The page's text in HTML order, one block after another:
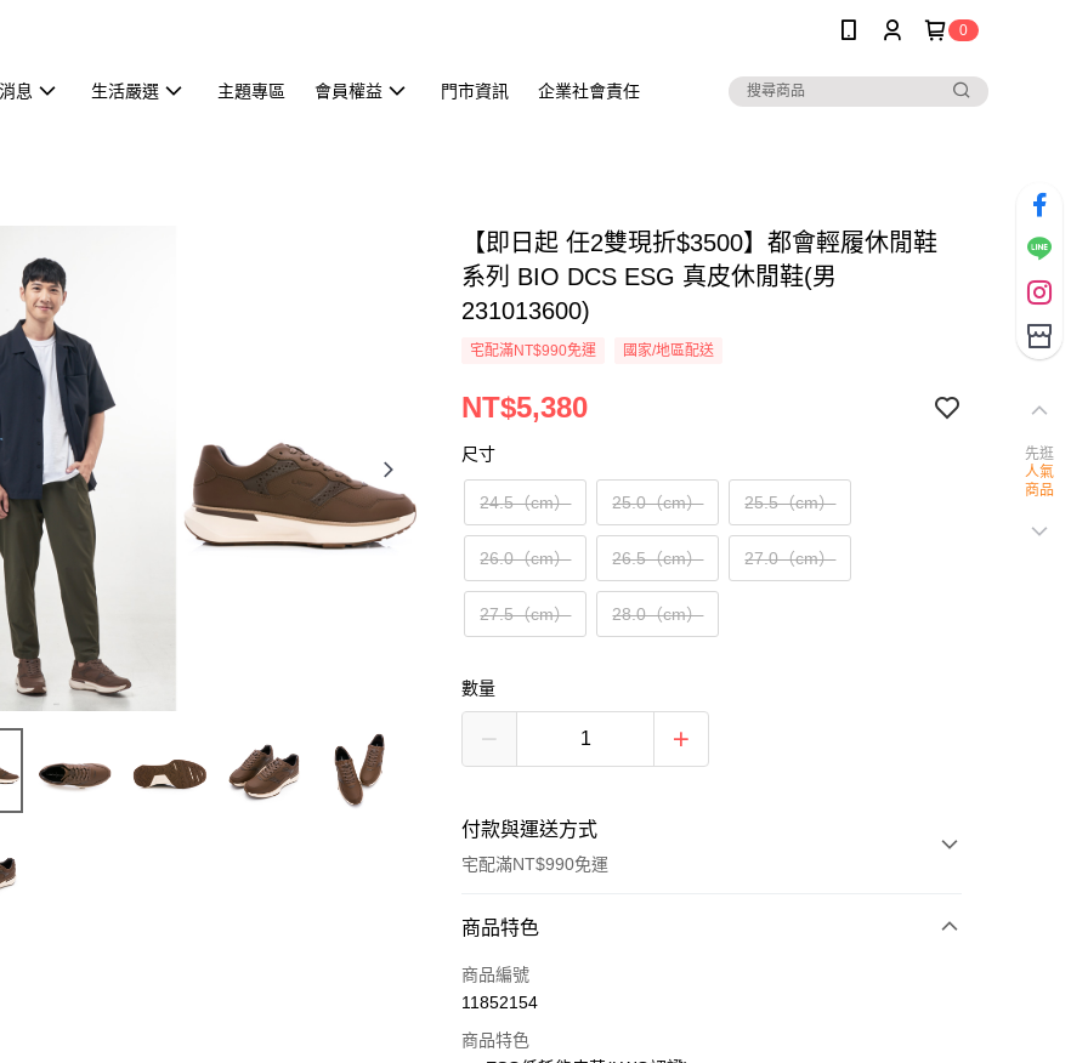
0
息 生活嚴選 主題專區 會員權益 門市資訊 企業社會責任
【即日起 任2雙現折$3500】都會輕履休閒鞋
系列 BIO DCS ESG 真皮休閒鞋(男
231013600)
宅配滿NT$990免運 國家/地區配送
NT$5,380
尺寸
24.5（cm） 25.0（cm） 25.5（cm）
26.0（cm） 26.5（cm） 27.0（cm）
27.5（cm） 28.0（cm）
數量
付款與運送方式
宅配滿NT$990免運
付款方式
信用卡一次付款
商品特色
商品編號
11852154
商品特色
先逛
人氣
商品